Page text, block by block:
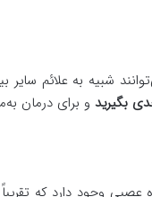
شبیه به علائم
بگیرید و برای درمان